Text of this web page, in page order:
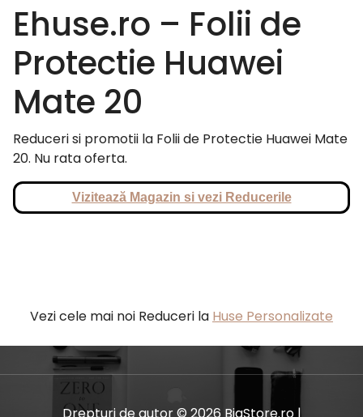
Ehuse.ro – Folii de
Protectie Huawei
Mate 20
Reduceri si promotii la Folii de Protectie Huawei Mate
20. Nu rata oferta.
Vizitează Magazin si vezi Reducerile
Vezi cele mai noi Reduceri la Huse Personalizate